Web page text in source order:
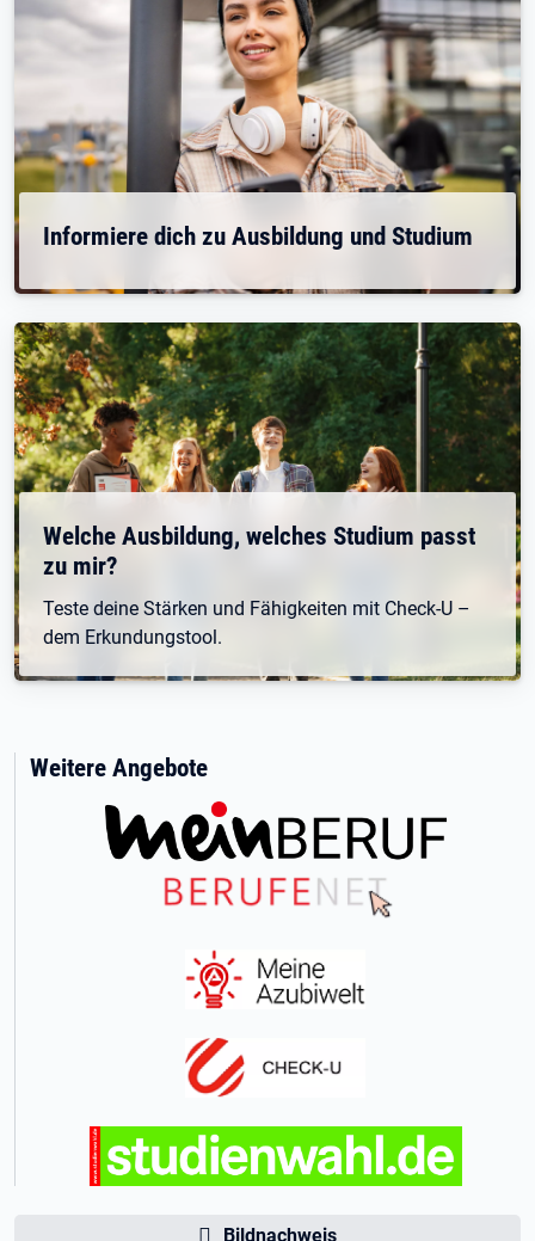
Informiere dich zu Ausbildung und Studium
Welche Ausbildung, welches Studium passt
zu mir?
Teste deine Stärken und Fähigkeiten mit Check-U –
dem Erkundungstool.
Weitere Angebote
Bildnachweis